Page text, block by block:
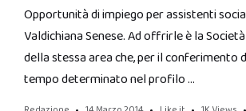
Opportunità di impiego per assistenti
Valdichiana Senese. Ad offrirle è la
della stessa area che, per il conferimento
tempo determinato nel profilo …